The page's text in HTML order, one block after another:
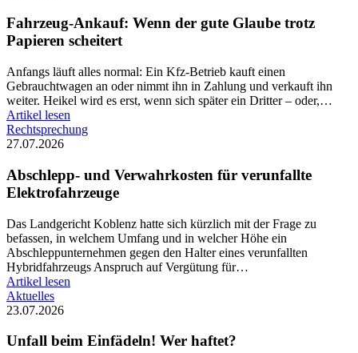
Fahrzeug-Ankauf: Wenn der gute Glaube trotz
Papieren scheitert
Anfangs läuft alles normal: Ein Kfz-Betrieb kauft einen
Gebrauchtwagen an oder nimmt ihn in Zahlung und verkauft ihn
weiter. Heikel wird es erst, wenn sich später ein Dritter – oder,…
Artikel lesen
Rechtsprechung
27.07.2026
Abschlepp- und Verwahrkosten für verunfallte
Elektrofahrzeuge
Das Landgericht Koblenz hatte sich kürzlich mit der Frage zu
befassen, in welchem Umfang und in welcher Höhe ein
Abschleppunternehmen gegen den Halter eines verunfallten
Hybridfahrzeugs Anspruch auf Vergütung für…
Artikel lesen
Aktuelles
23.07.2026
Unfall beim Einfädeln! Wer haftet?